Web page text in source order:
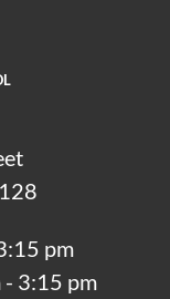
pm
- 3:15 pm